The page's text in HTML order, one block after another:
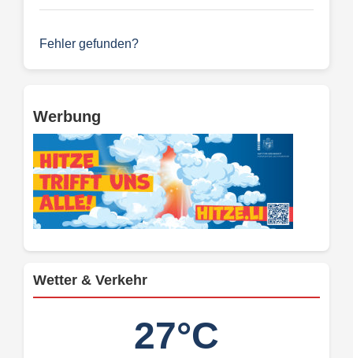
Fehler gefunden?
Werbung
Wetter & Verkehr
27°C